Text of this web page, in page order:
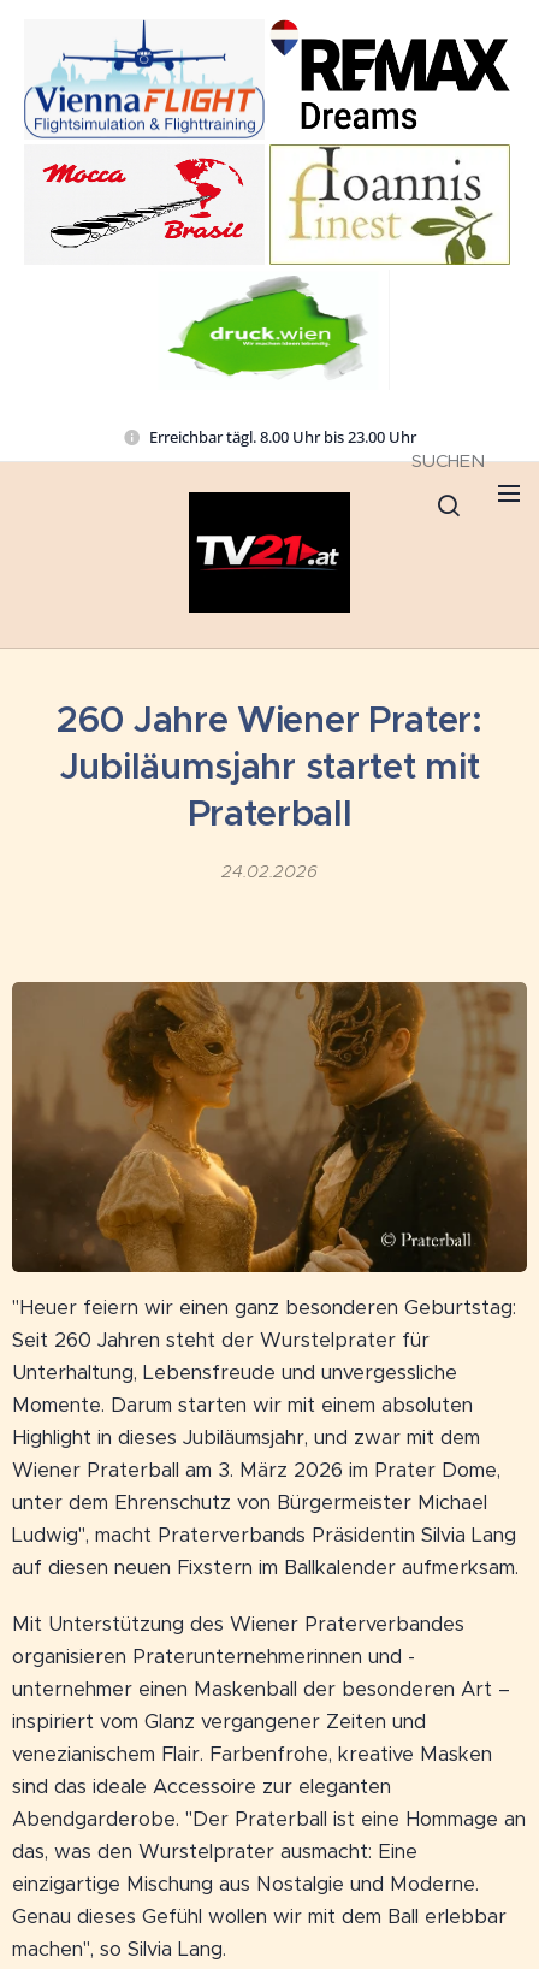
Erreichbar tägl. 8.00 Uhr bis 23.00 Uhr
SUCHEN
260 Jahre Wiener Prater:
Jubiläumsjahr startet mit
Praterball
24.02.2026
"Heuer feiern wir einen ganz besonderen Geburtstag:
Seit 260 Jahren steht der Wurstelprater für
Unterhaltung, Lebensfreude und unvergessliche
Momente. Darum starten wir mit einem absoluten
Highlight in dieses Jubiläumsjahr, und zwar mit dem
Wiener Praterball am 3. März 2026 im Prater Dome,
unter dem Ehrenschutz von Bürgermeister Michael
Ludwig", macht Praterverbands Präsidentin Silvia Lang
auf diesen neuen Fixstern im Ballkalender aufmerksam.
Mit Unterstützung des Wiener Praterverbandes
organisieren Praterunternehmerinnen und -
unternehmer einen Maskenball der besonderen Art –
inspiriert vom Glanz vergangener Zeiten und
venezianischem Flair. Farbenfrohe, kreative Masken
sind das ideale Accessoire zur eleganten
Abendgarderobe. "Der Praterball ist eine Hommage an
das, was den Wurstelprater ausmacht: Eine
einzigartige Mischung aus Nostalgie und Moderne.
Genau dieses Gefühl wollen wir mit dem Ball erlebbar
machen", so Silvia Lang.